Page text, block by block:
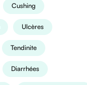
Cushing
Ulcères
Tendinite
Diarrhées